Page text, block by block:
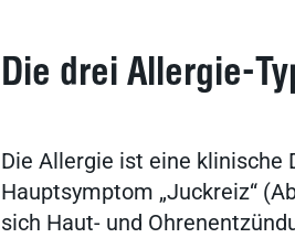
Die drei Allergie-
Die Allergie ist eine klinische
Hauptsymptom „Juckreiz“
sich Haut- und